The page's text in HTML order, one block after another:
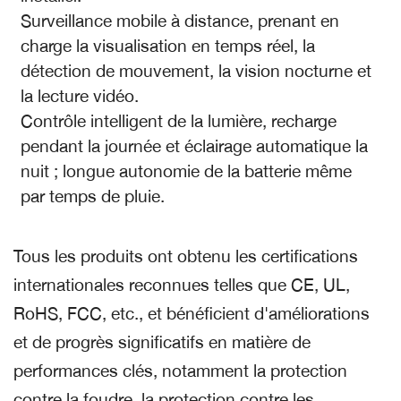
Surveillance mobile à distance, prenant en
charge la visualisation en temps réel, la
détection de mouvement, la vision nocturne et
la lecture vidéo.
Contrôle intelligent de la lumière, recharge
pendant la journée et éclairage automatique la
nuit ; longue autonomie de la batterie même
par temps de pluie.
Tous les produits ont obtenu les certifications
internationales reconnues telles que CE, UL,
RoHS, FCC, etc., et bénéficient d'améliorations
et de progrès significatifs en matière de
performances clés, notamment la protection